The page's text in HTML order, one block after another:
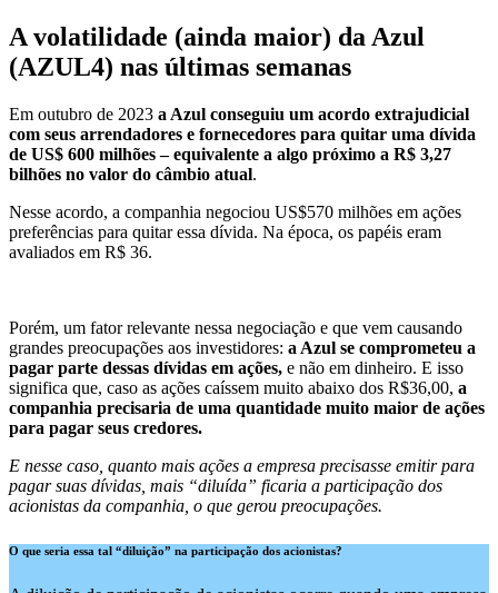
A volatilidade (ainda maior) da Azul
(AZUL4) nas últimas semanas
Em outubro de 2023 a Azul conseguiu um acordo extrajudicial
com seus arrendadores e fornecedores para quitar uma dívida
de US$ 600 milhões – equivalente a algo próximo a R$ 3,27
bilhões no valor do câmbio atual.
Nesse acordo, a companhia negociou US$570 milhões em ações
preferências para quitar essa dívida. Na época, os papéis eram
avaliados em R$ 36.
Porém, um fator relevante nessa negociação e que vem causando
grandes preocupações aos investidores: a Azul se comprometeu a
pagar parte dessas dívidas em ações, e não em dinheiro. E isso
significa que, caso as ações caíssem muito abaixo dos R$36,00, a
companhia precisaria de uma quantidade muito maior de ações
para pagar seus credores.
E nesse caso, quanto mais ações a empresa precisasse emitir para
pagar suas dívidas, mais “diluída” ficaria a participação dos
acionistas da companhia, o que gerou preocupações.
O que seria essa tal “diluição” na participação dos acionistas?